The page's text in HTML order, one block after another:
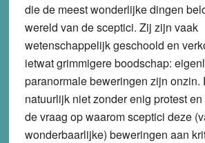
die de meest wonderlijke dingen
wereld van de sceptici. Zij zijn vaak
wetenschappelijk geschoold en
ietwat grimmigere boodschap:
paranormale beweringen zijn onzin.
natuurlijk niet zonder enig protest
de vraag op waarom sceptici deze
wonderbaarlijke) beweringen aan